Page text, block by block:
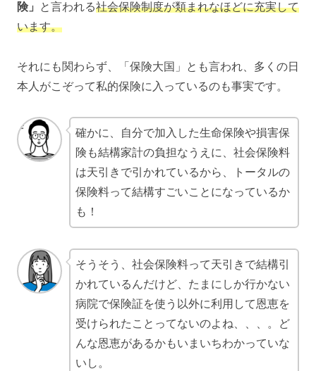
険」
と言われる社会保険制度が類まれなほどに充実して
います。
それにも関わらず、「保険大国」とも言われ、多くの日
本人がこぞって私的保険に入っているのも事実です。
確かに、自分で加入した生命保険や損害保
険も結構家計の負担なうえに、社会保険料
は天引きで引かれているから、トータルの
保険料って結構すごいことになっているか
も！
そうそう、社会保険料って天引きで結構引
かれているんだけど、たまにしか行かない
病院で保険証を使う以外に利用して恩恵を
受けられたことってないのよね、、、。ど
んな恩恵があるかもいまいちわかっていな
いし。